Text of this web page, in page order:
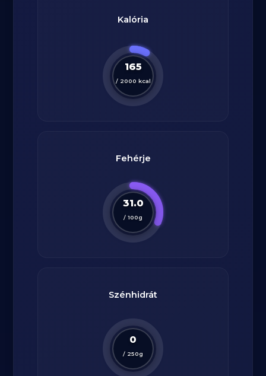
Kalória
165
/ 2000 kcal
Fehérje
31.0
/ 100g
Szénhidrát
0
/ 250g